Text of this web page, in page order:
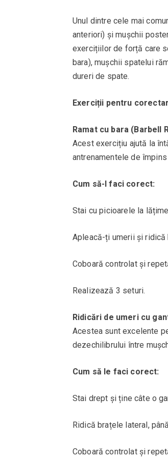
Unul dintre cele mai
anteriori) și mușchii
exercițiilor de forță care
bara), mușchii spatelui
dureri de spate.
Exerciții pentru
Ramat cu bara (Barbell
Acest exercițiu ajută la
antrenamentele de
Cum să-l faci corect:
Stai cu picioarele la
Apleacă-ți umerii și ridică
Coboară controlat și
Realizează 3 seturi.
Ridicări de umeri cu
Acestea sunt excelente
dezechilibrului între
Cum să le faci corect:
Stai drept și ține câte o
Ridică brațele lateral,
Coboară controlat și